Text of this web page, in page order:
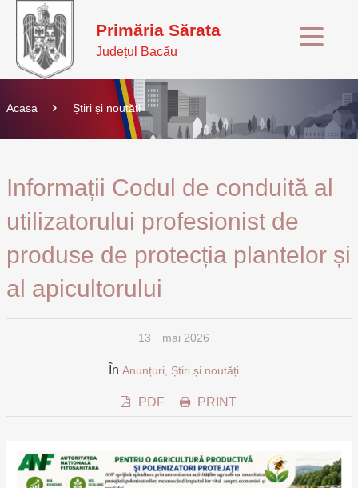
Primăria Sărata
Județul Bacău
Acasa Știri și noutăți
Informații Codul de conduită al
utilizatorului profesionist de
produse de protecția plantelor și
al apicultorului
13 mai 2026
În Anunțuri Știri și noutăți
PDF PRINT